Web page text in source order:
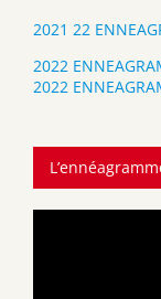
2021 22
2022
2022